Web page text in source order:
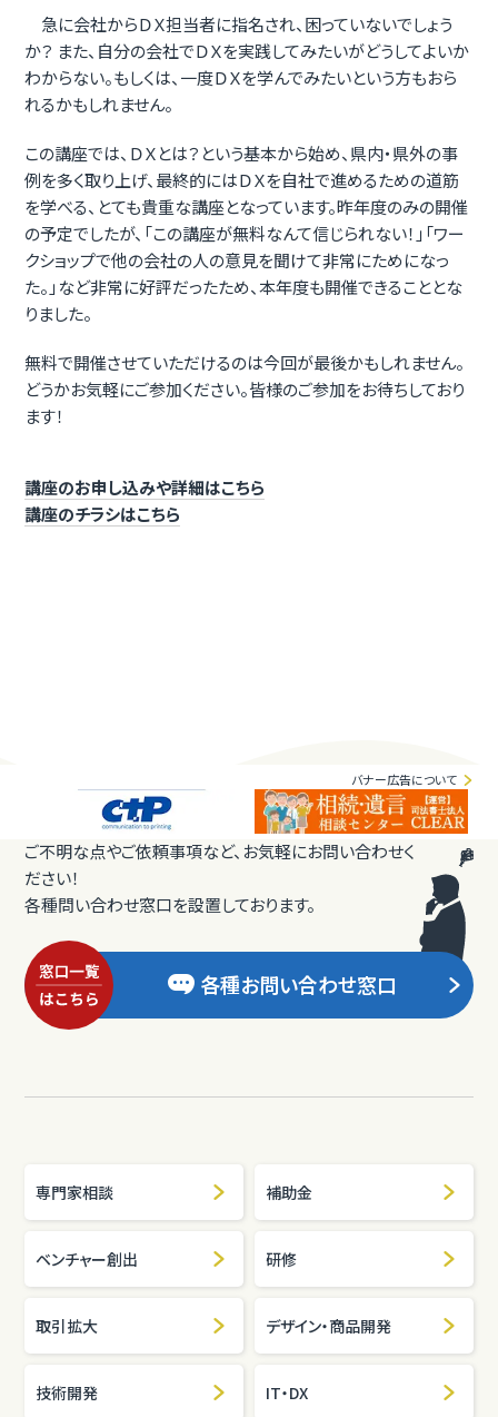
急に会社からＤＸ担当者に指名され、困っていないでしょう
か？ また、自分の会社でＤＸを実践してみたいがどうしてよいか
わからない。もしくは、一度ＤＸを学んでみたいという方もおら
れるかもしれません。
この講座では、ＤＸとは？という基本から始め、県内・県外の事
例を多く取り上げ、最終的にはＤＸを自社で進めるための道筋
を学べる、とても貴重な講座となっています。昨年度のみの開催
の予定でしたが、「この講座が無料なんて信じられない！」「ワー
クショップで他の会社の人の意見を聞けて非常にためになっ
た。」など非常に好評だったため、本年度も開催できることとな
りました。
無料で開催させていただけるのは今回が最後かもしれません。
どうかお気軽にご参加ください。皆様のご参加をお待ちしており
ます！
講座のお申し込みや詳細はこちら
講座のチラシはこちら
バナー広告について
ご不明な点やご依頼事項など、お気軽にお問い合わせく
ださい！
各種問い合わせ窓口を設置しております。
各種お問い合わせ窓口
専門家相談 補助金
ベンチャー創出 研修
取引拡大 デザイン・商品開発
技術開発 IT・DX